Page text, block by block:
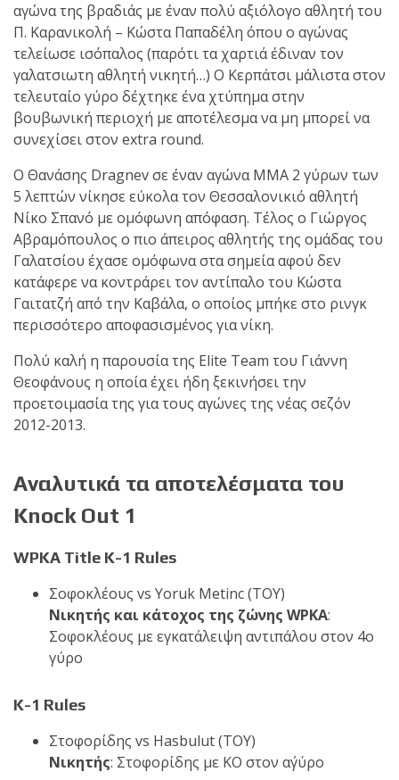
Με μεγάλη
επιτυχία
πραγματοποιήθηκε το
κλειστό σεμινάριο
Grand Master Reyson
Gracie στο Fight Club
Galatsi!
Ο
Κορυφαίος
Βραζιλιάνος προπονητής
Reyson Gracie Red Belt 9th
Degree, σε σεμινάριο BJJ
για λίγους, στο Fight Club
αγώνα της βραδιάς με έναν πολύ αξιόλογο αθλητή του
Π. Καρανικολή – Κώστα Παπαδέλη όπου ο αγώνας
τελείωσε ισόπαλος (παρότι τα χαρτιά έδιναν τον
γαλατσιωτη αθλητή νικητή…) Ο Κερπάτσι μάλιστα στον
τελευταίο γύρο δέχτηκε ένα χτύπημα στην
βουβωνική περιοχή με αποτέλεσμα να μη μπορεί να
συνεχίσει στον extra round.
Ο Θανάσης Dragnev σε έναν αγώνα ΜΜΑ 2 γύρων των
5 λεπτών νίκησε εύκολα τον Θεσσαλονικιό αθλητή
Νίκο Σπανό με ομόφωνη απόφαση. Τέλος ο Γιώργος
Αβραμόπουλος ο πιο άπειρος αθλητής της ομάδας του
Γαλατσίου έχασε ομόφωνα στα σημεία αφού δεν
κατάφερε να κοντράρει τον αντίπαλο του Κώστα
Γαιτατζή από την Καβάλα, ο οποίος μπήκε στο ρινγκ
περισσότερο αποφασισμένος για νίκη.
Πολύ καλή η παρουσία της Elite Team του Γιάννη
Θεοφάνους η οποία έχει ήδη ξεκινήσει την
προετοιμασία της για τους αγώνες της νέας σεζόν
2012-2013.
Αναλυτικά τα αποτελέσματα του
Knock Out 1
WPKA Title K-1 Rules
Σοφοκλέους vs Yoruk Metinc (TOY)
Νικητής και κάτοχος της ζώνης WPKA:
Σοφοκλέους με εγκατάλειψη αντιπάλου στον 4o
γύρο
K-1 Rules
Στοφορίδης vs Hasbulut (TOY)
Νικητής: Στοφορίδης με ΚΟ στον α΄γύρο